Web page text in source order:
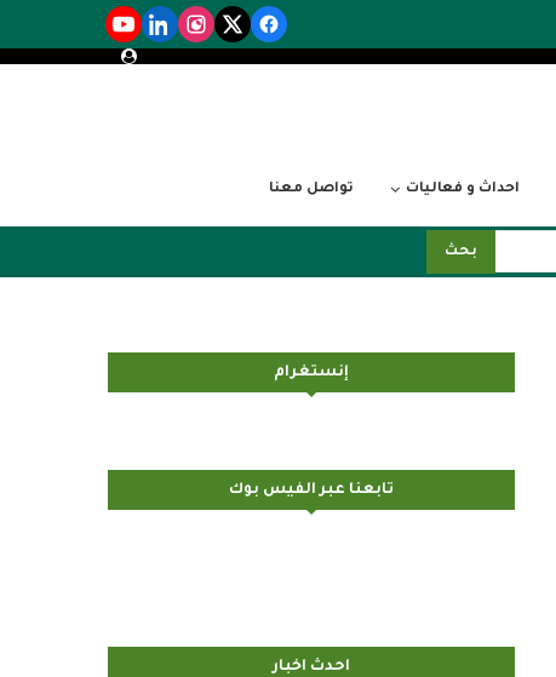
احداث و فعاليات تواصل معنا
بحث
إنستغرام
تابعنا عبر الفيس بوك
احدث اخبار